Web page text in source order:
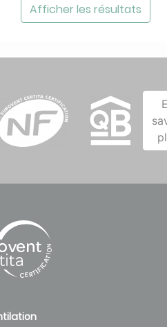
Afficher les résultats